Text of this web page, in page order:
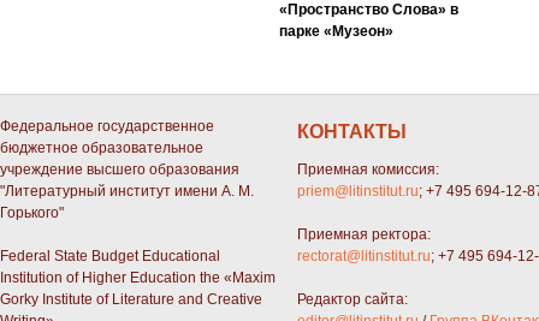
«Пространство Слова» в
парке «Музеон»
Федеральное государственное
бюджетное образовательное
учреждение высшего образования
"Литературный институт имени А. М.
Горького"
Federal State Budget Educational
Institution of Higher Education the «Maxim
Gorky Institute of Literature and Creative
КОНТАКТЫ
Приемная комиссия:
priem@litinstitut.ru; +7 495 694-12-
Приемная ректора:
rectorat@litinstitut.ru; +7 495 694-
Редактор сайта: